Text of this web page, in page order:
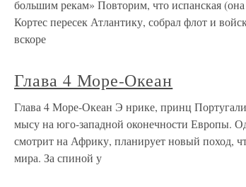
большим рекам» Повторим, что испанская
Кортес пересек Атлантику, собрал флот и
вскоре
Глава 4 Море-Океан
Глава 4 Море-Океан Э нрике, принц
мысу на юго-западной оконечности Европы.
смотрит на Африку, планирует новый поход,
мира. За спиной у